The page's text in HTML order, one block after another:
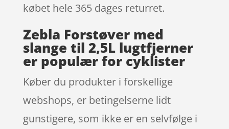
købet hele 365 dages returret.
Zebla Forstøver med
slange til 2,5L lugtfjerner
er populær for cyklister
Køber du produkter i forskellige
webshops, er betingelserne lidt
gunstigere, som ikke er en selvfølge i